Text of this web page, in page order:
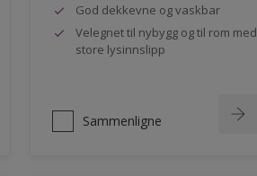
God dekkevne og vaskbar
Velegnet til nybygg og til rom med
store lysinnslipp
Sammenligne